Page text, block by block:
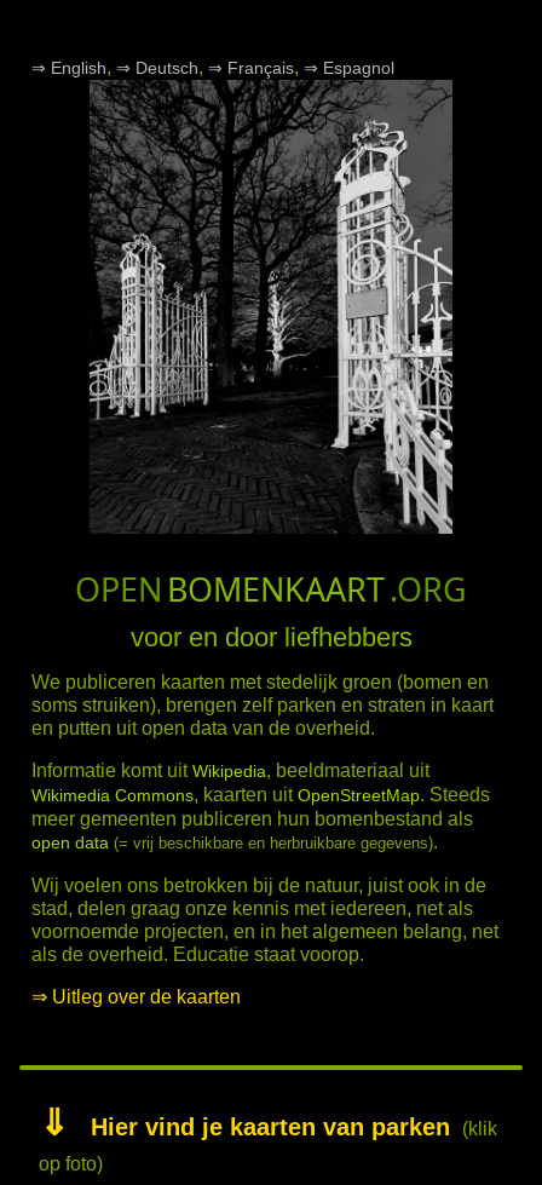
⇒ English, ⇒ Deutsch, ⇒ Français, ⇒ Espagnol
OPEN BOMENKAART.ORG
voor en door liefhebbers
We publiceren kaarten met stedelijk groen (bomen en
soms struiken), brengen zelf parken en straten in kaart
en putten uit open data van de overheid.
Informatie komt uitWikipedia, beeldmateriaal uit
Wikimedia Commons, kaarten uitOpenStreetMap. Steeds
meer gemeenten publiceren hun bomenbestand als
open data (= vrij beschikbare en herbruikbare gegevens).
Wij voelen ons betrokken bij de natuur, juist ook in de
stad, delen graag onze kennis met iedereen, net als
voornoemde projecten, en in het algemeen belang, net
als de overheid. Educatie staat voorop.
⇒ Uitleg over de kaarten
⇓ Hier vind je kaarten van parken
(klik
op foto)